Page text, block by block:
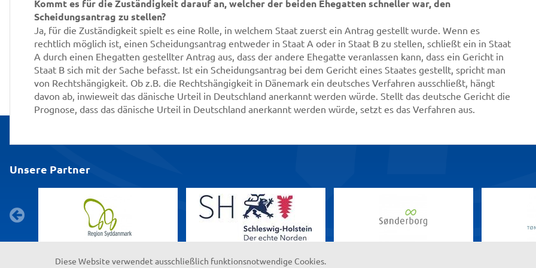
Kommt es für die Zuständigkeit darauf an, welcher der beiden Ehegatten schneller war, den
Scheidungsantrag zu stellen?
Ja, für die Zuständigkeit spielt es eine Rolle, in welchem Staat zuerst ein Antrag gestellt wurde. Wenn es
rechtlich möglich ist, einen Scheidungsantrag entweder in Staat A oder in Staat B zu stellen, schließt ein in Staat
A durch einen Ehegatten gestellter Antrag aus, dass der andere Ehegatte veranlassen kann, dass ein Gericht in
Staat B sich mit der Sache befasst. Ist ein Scheidungsantrag bei dem Gericht eines Staates gestellt, spricht man
von Rechtshängigkeit. Ob z.B. die Rechtshängigkeit in Dänemark ein deutsches Verfahren ausschließt, hängt
davon ab, inwieweit das dänische Urteil in Deutschland anerkannt werden würde. Stellt das deutsche Gericht die
Prognose, dass das dänische Urteil in Deutschland anerkannt werden würde, setzt es das Verfahren aus.
Unsere Partner
Diese Website verwendet ausschließlich funktionsnotwendige Cookies.